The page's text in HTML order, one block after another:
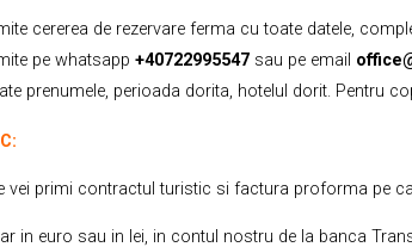
cererea de rezervare ferma cu toate datele,
pe whatsapp +40722995547 sau pe email
prenumele, perioada dorita, hotelul dorit. Pentru
vei primi contractul turistic si factura
in euro sau in lei, in contul nostru de la banca